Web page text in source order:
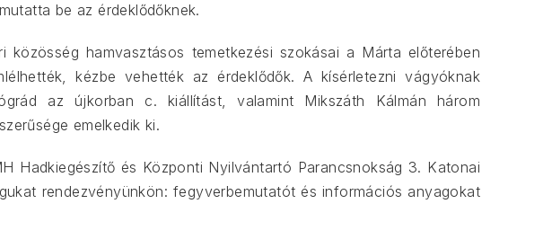
be az érdeklődőknek.
hamvasztásos temetkezési szokásai a Márta előterében
kézbe vehették az érdeklődők. A kísérletezni vágyóknak
az újkorban c. kiállítást, valamint Mikszáth Kálmán három
emelkedik ki.
Hadkiegészítő és Központi Nyilvántartó Parancsnokság 3. Katonai
rendezvényünkön: fegyverbemutatót és információs anyagokat